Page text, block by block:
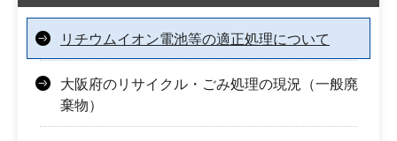
リチウムイオン電池等の適正処理について
大阪府のリサイクル・ごみ処理の現況（一般廃
棄物）